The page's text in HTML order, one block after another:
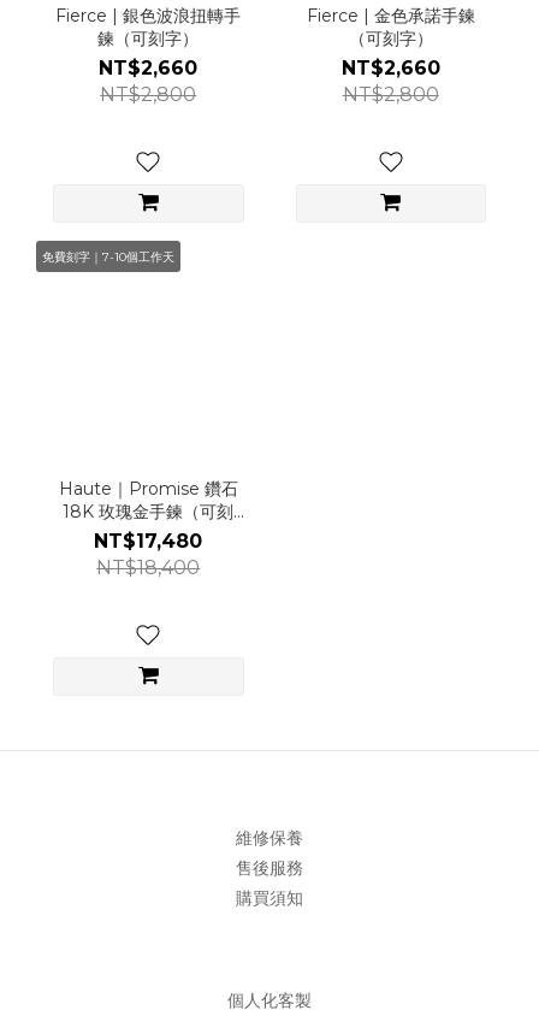
Fierce | 銀色波浪扭轉手
鍊（可刻字）
NT$2,660
NT$2,800
Fierce | 金色承諾手鍊
（可刻字）
NT$2,660
NT$2,800
免費刻字｜7-10個工作天
Haute｜Promise 鑽石
18K 玫瑰金手鍊（可刻
字）
NT$17,480
NT$18,400
維修保養
售後服務
購買須知
個人化客製